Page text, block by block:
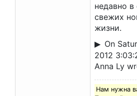
недавно
свежих
жизни.
On
2012
Anna Ly
Нам нужна